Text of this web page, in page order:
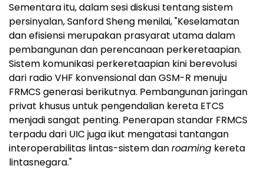
Sementara itu, dalam sesi diskusi tentang sistem
persinyalan, Sanford Sheng menilai, "Keselamatan
dan efisiensi merupakan prasyarat utama dalam
pembangunan dan perencanaan perkeretaapian.
Sistem komunikasi perkeretaapian kini berevolusi
dari radio VHF konvensional dan GSM-R menuju
FRMCS generasi berikutnya. Pembangunan jaringan
privat khusus untuk pengendalian kereta ETCS
menjadi sangat penting. Penerapan standar FRMCS
terpadu dari UIC juga ikut mengatasi tantangan
interoperabilitas lintas-sistem danroaming kereta
lintasnegara."